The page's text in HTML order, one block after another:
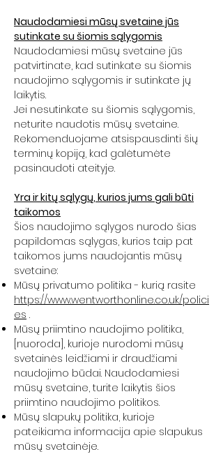
Naudodamiesi mūsų svetaine jūs
sutinkate su šiomis sąlygomis
Naudodamiesi mūsų svetaine jūs
patvirtinate, kad sutinkate su šiomis
naudojimo sąlygomis ir sutinkate jų
laikytis.
Jei nesutinkate su šiomis sąlygomis,
neturite naudotis mūsų svetaine.
Rekomenduojame atsispausdinti šių
terminų kopiją, kad galėtumėte
pasinaudoti ateityje.
Yra ir kitų sąlygų, kurios jums gali būti
taikomos
Šios naudojimo sąlygos nurodo šias
papildomas sąlygas, kurios taip pat
taikomos jums naudojantis mūsų
svetaine:
Mūsų privatumo politika - kurią rasite
https://www.wentworthonline.co.uk/polici
es .
Mūsų priimtino naudojimo politika,
[nuoroda], kurioje nurodomi mūsų
svetainės leidžiami ir draudžiami
naudojimo būdai. Naudodamiesi
mūsų svetaine, turite laikytis šios
priimtino naudojimo politikos.
Mūsų slapukų politika, kurioje
pateikiama informacija apie slapukus
mūsų svetainėje.